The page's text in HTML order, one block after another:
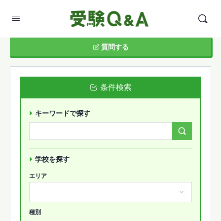
質問する
条件検索
キーワードで探す
学校を探す
エリア
種別